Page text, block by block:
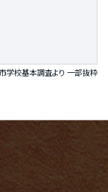
学校基本調査より 一部抜粋